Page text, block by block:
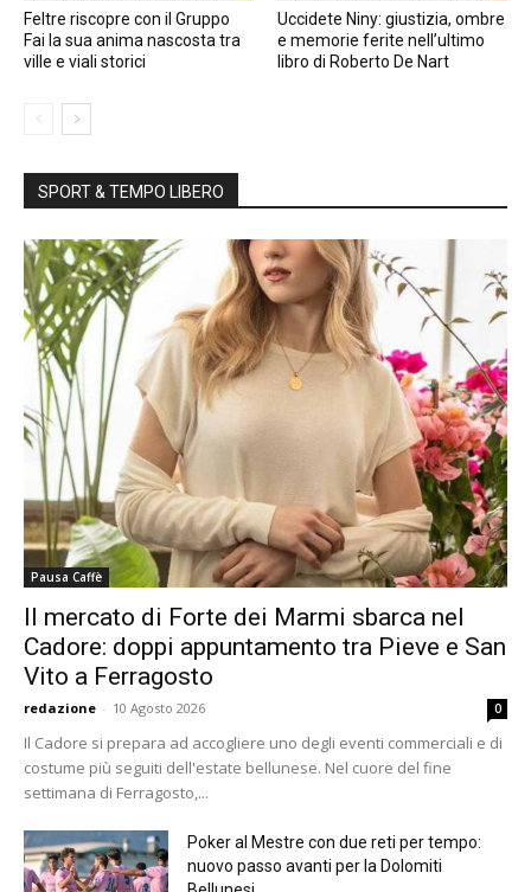
Feltre riscopre con il Gruppo
Fai la sua anima nascosta tra
ville e viali storici
Uccidete Niny: giustizia, ombre
e memorie ferite nell’ultimo
libro di Roberto De Nart
SPORT & TEMPO LIBERO
Pausa Caffè
Il mercato di Forte dei Marmi sbarca nel
Cadore: doppi appuntamento tra Pieve e San
Vito a Ferragosto
redazione - 10 Agosto 2026 0
Il Cadore si prepara ad accogliere uno degli eventi commerciali e di
costume più seguiti dell'estate bellunese. Nel cuore del fine
settimana di Ferragosto,...
Poker al Mestre con due reti per tempo:
nuovo passo avanti per la Dolomiti